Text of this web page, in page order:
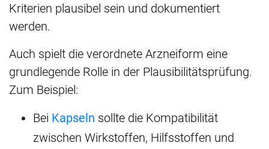
Kriterien plausibel sein und dokumentiert
werden.
Auch spielt die verordnete Arzneiform eine
grundlegende Rolle in der Plausibilitätsprüfung.
Zum Beispiel:
Bei Kapseln sollte die Kompatibilität
zwischen Wirkstoffen, Hilfsstoffen und